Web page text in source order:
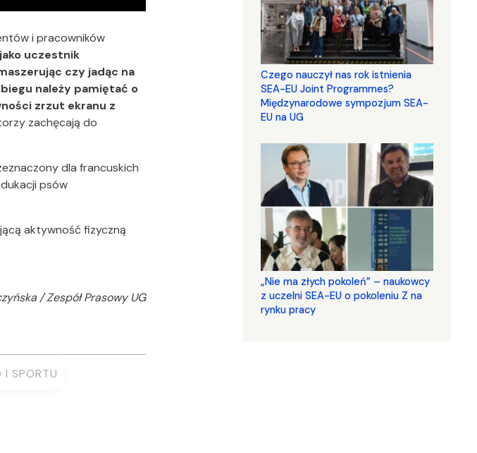
i pracowników
jako uczestnik
czy jadąc na
należy pamiętać o
zrzut ekranu z
zachęcają do
dla francuskich
psów
aktywność fizyczną
/ Zespół Prasowy UG
I SPORTU
Czego nauczył nas rok istnienia
SEA-EU Joint Programmes?
Międzynarodowe sympozjum SEA-
EU na UG
„Nie ma złych pokoleń” – naukowcy
z uczelni SEA-EU o pokoleniu Z na
rynku pracy